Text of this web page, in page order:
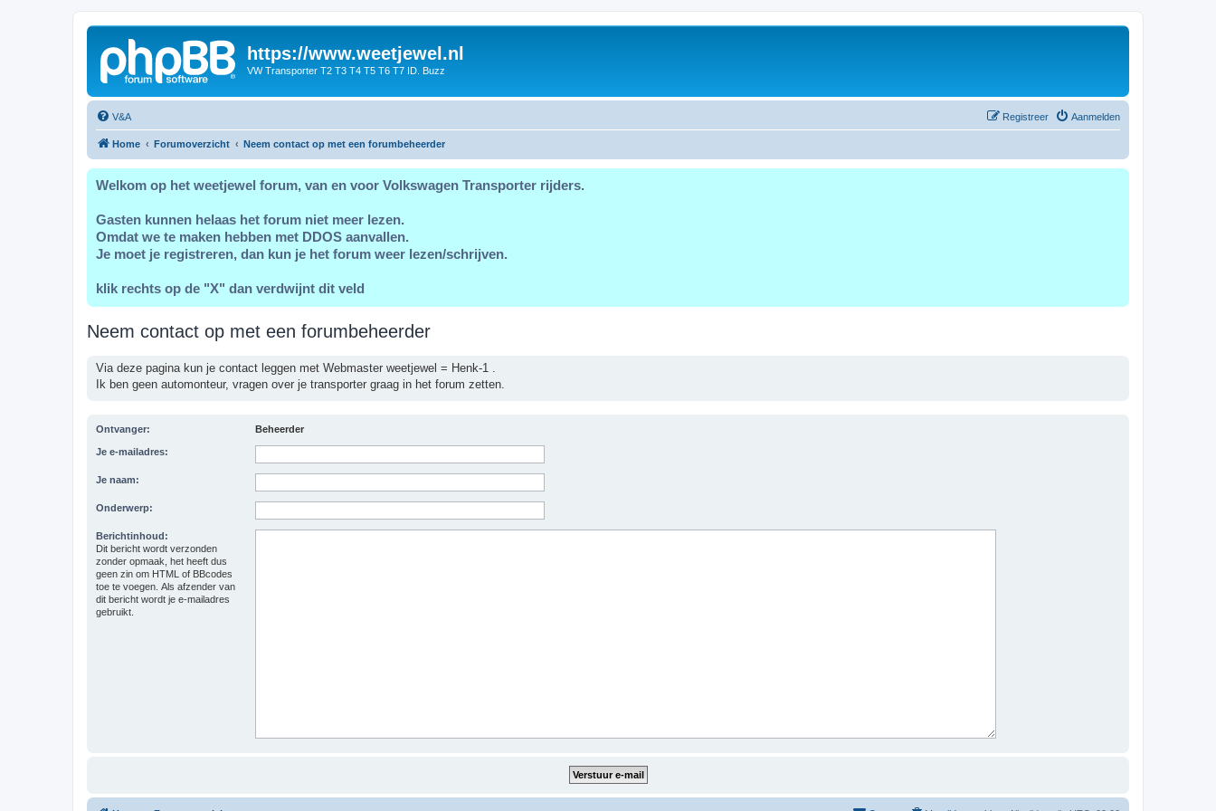
https://www.weetjewel.nl
VW Transporter T2 T3 T4 T5 T6 T7 ID. Buzz
V&A Aanmelden
Registreer
Home Forumoverzicht Neem contact op met een forumbeheerder
Welkom op het weetjewel forum, van en voor Volkswagen Transporter rijders.
Gasten kunnen helaas het forum niet meer lezen.
Omdat we te maken hebben met DDOS aanvallen.
Je moet je registreren, dan kun je het forum weer lezen/schrijven.
klik rechts op de "X" dan verdwijnt dit veld
Neem contact op met een forumbeheerder
Via deze pagina kun je contact leggen met Webmaster weetjewel = Henk-1 .
Ik ben geen automonteur, vragen over je transporter graag in het forum zetten.
Ontvanger: Beheerder
Je e-mailadres:
Je naam:
Onderwerp:
Berichtinhoud:
Dit bericht wordt verzonden
zonder opmaak, het heeft dus
geen zin om HTML of BBcodes
toe te voegen. Als afzender van
dit bericht wordt je e-mailadres
gebruikt.